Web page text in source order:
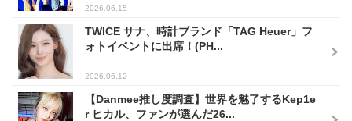
2026.06.15
TWICE サナ、時計ブランド「TAG Heuer」フ
ォトイベントに出席！(PH...
2026.06.12
【Danmee推し度調査】世界を魅了するKep1e
r ヒカル、ファンが選んだ26...